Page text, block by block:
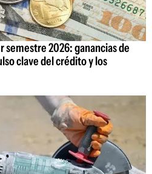
semestre 2026: ganancias de
clave del crédito y los